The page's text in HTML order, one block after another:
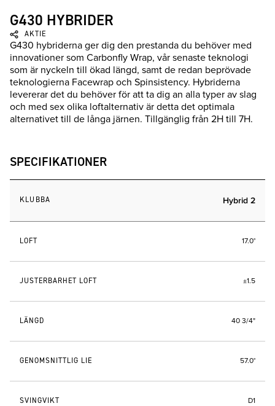
G430 HYBRIDER
AKTIE
G430 hybriderna ger dig den prestanda du behöver med
innovationer som Carbonfly Wrap, vår senaste teknologi
som är nyckeln till ökad längd, samt de redan beprövade
teknologierna Facewrap och Spinsistency. Hybriderna
levererar det du behöver för att ta dig an alla typer av slag
och med sex olika loftalternativ är detta det optimala
alternativet till de långa järnen. Tillgänglig från 2H till 7H.
SPECIFIKATIONER
KLUBBA Hybrid 2
LOFT 17.0°
JUSTERBARHET LOFT ±1.5
LÄNGD 40 3/4"
GENOMSNITTLIG LIE 57.0°
SVINGVIKT D1